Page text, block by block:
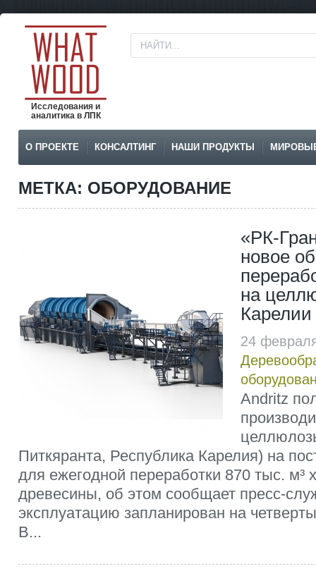
Исследования и
аналитика в ЛПК
О ПРОЕКТЕ КОНСАЛТИНГ НАШИ ПРОДУКТЫ
МЕТКА: ОБОРУДОВАНИЕ
«РК-
новое
на
Карелии
24
Andritz
Питкяранта, Республика Карелия) на
для ежегодной переработки 870 тыс. м³
древесины, об этом сообщает пресс-
эксплуатацию запланирован на
В...